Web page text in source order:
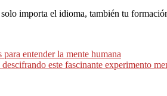
importa el idioma, también tu
entender la mente humana
este fascinante experimento